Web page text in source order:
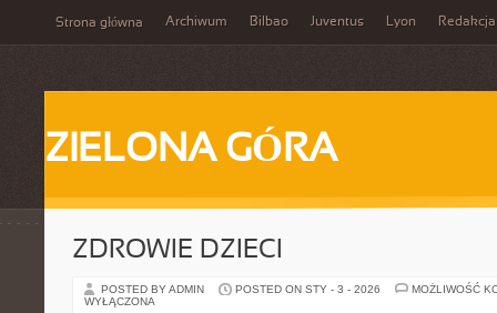
Strona główna Archiwum Bilbao Juventus Lyon Redakcja
ZIELONA GÓRA
ZDROWIE DZIECI
POSTED BY ADMIN POSTED ON STY - 3 - 2026
MOŻLIWOŚĆ
WYŁĄCZONA